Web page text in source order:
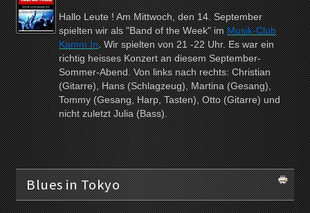
Hallo Leute ! Am Mittwoch, den 14. September
spielten wir als "Band of the Week" imMusik-Club
Kamm In. Wir spielten von 21 -22 Uhr. Es war ein
richtig heisses Konzert an diesem September-
Sommer-Abend. Von links nach rechts: Christian
(Gitarre), Hans (Schlagzeug), Martina (Gesang),
Tommy (Gesang, Harp, Tasten), Otto (Gitarre) und
nicht zuletzt Julia (Bass).
Blues in Tokyo